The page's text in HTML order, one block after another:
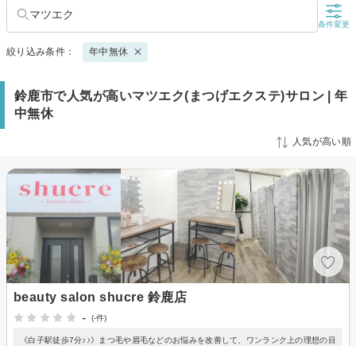
マツエク
条件変更
絞り込み条件： 年中無休
鈴鹿市で人気が高いマツエク(まつげエクステ)サロン | 年
中無休
人気が高い順
beauty salon shucre 鈴鹿店
-
(-件)
《白子駅徒歩7分♪♪》まつ毛や眉毛などのお悩みを改善して、ワンランク上の理想の目